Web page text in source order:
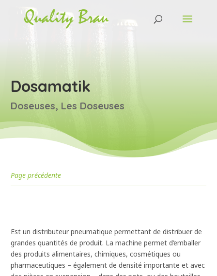
Dosamatik
Doseuses, Les Doseuses
Page précédente
Est un distributeur pneumatique permettant de distribuer de
grandes quantités de produit. La machine permet d’emballer
des produits alimentaires, chimiques, cosmétiques ou
pharmaceutiques – également de densité importante et avec